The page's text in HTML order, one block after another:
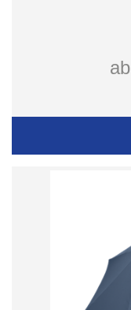
ab